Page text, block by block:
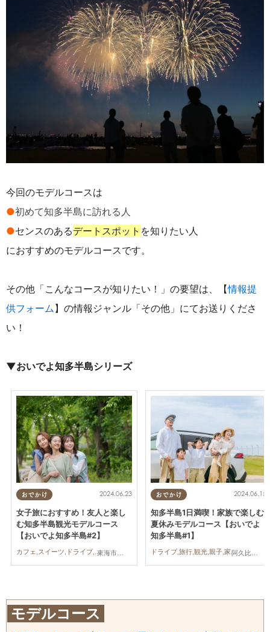
今回のモデルコースは
●初めて知多半島に訪れる人
●センスのあるデートスポット を知りたい人
におすすめのモデルコースです。
その他「こんなコースが知りたい！」の要望は、【情報提
供フォーム】の情報ジャンル「その他」にてお送りくださ
い！
▼おいでよ知多半島シリーズ
おでかけ
東海市,大府市,知多市,東浦町,阿久比町,半田市,常滑市,武豊町,美浜町,南知多町
2024.06.23
女子旅におすすめ！友人と楽し
む知多半島観光モデルコース
【おいでよ知多半島#2】
カフェ,スイーツ,ドライブ,旅行,観光,自然,友人
おでかけ
阿久比町,美浜町,南知多町
2024.06.15
知多半島1日満喫！家族で楽しむ
夏休みモデルコース【おいでよ
知多半島#1】
ドライブ,旅行,観光,親子,家族
モデルコース